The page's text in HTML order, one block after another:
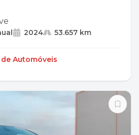
2024
53.657 km
de Automóveis